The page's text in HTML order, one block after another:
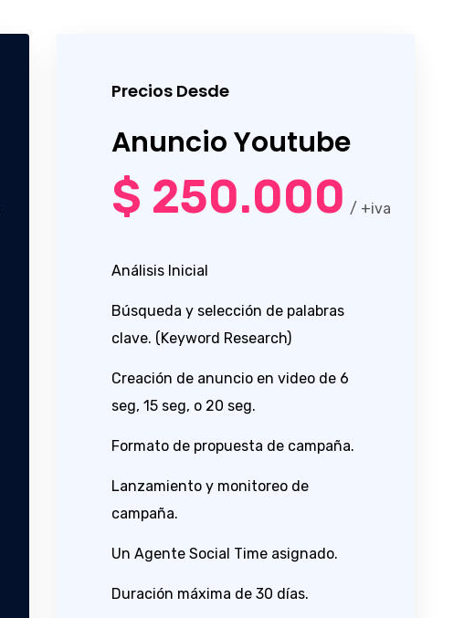
Precios Desde
Anuncio Youtube
$ 250.000 / +iva
Análisis Inicial
Búsqueda y selección de palabras
clave. (Keyword Research)
Creación de anuncio en video de 6
seg, 15 seg, o 20 seg.
Formato de propuesta de campaña.
Lanzamiento y monitoreo de
campaña.
Un Agente Social Time asignado.
Duración máxima de 30 días.